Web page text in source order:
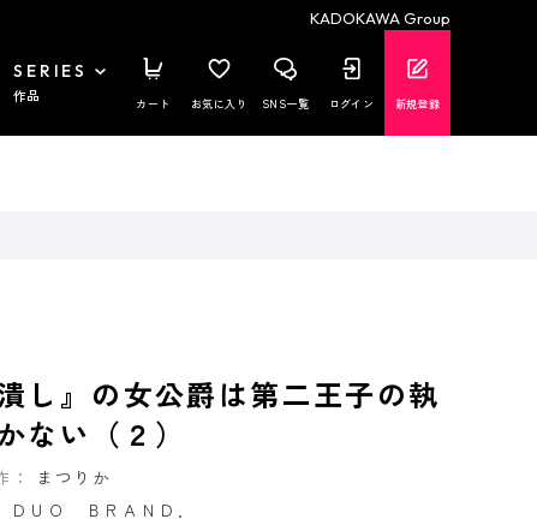
KADOKAWA Group
SERIES
作品 カート お気に入り SNS一覧 ログイン 新規登録
し』の女公爵は第二王子の執
ない（２）
：
まつりか
ＤＵＯ ＢＲＡＮＤ．